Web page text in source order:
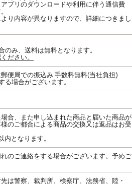
プリのダウンロードや利用に伴う通信費
り内容が異なりますので、詳細につきまし
み、送料は無料となります。
ださい。
便局での振込み 手数料無料(当社負担)
場合がございます。
合、また申し込まれた商品と届いた商品が
のご都合による商品の交換又は返品はお受
内となります。
のご連絡をする場合がございます。予めご
は警察、裁判所、検察庁、法務省、陸・